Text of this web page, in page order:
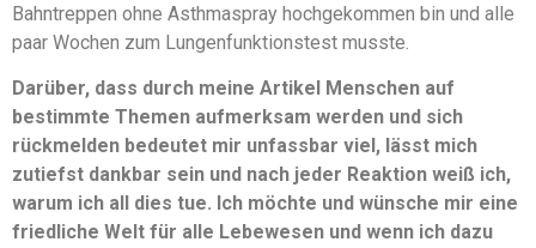
Bahntreppen ohne Asthmaspray hochgekommen bin und alle
paar Wochen zum Lungenfunktionstest musste.
Darüber, dass durch meine Artikel Menschen auf
bestimmte Themen aufmerksam werden und sich
rückmelden bedeutet mir unfassbar viel, lässt mich
zutiefst dankbar sein und nach jeder Reaktion weiß ich,
warum ich all dies tue. Ich möchte und wünsche mir eine
friedliche Welt für alle Lebewesen und wenn ich dazu